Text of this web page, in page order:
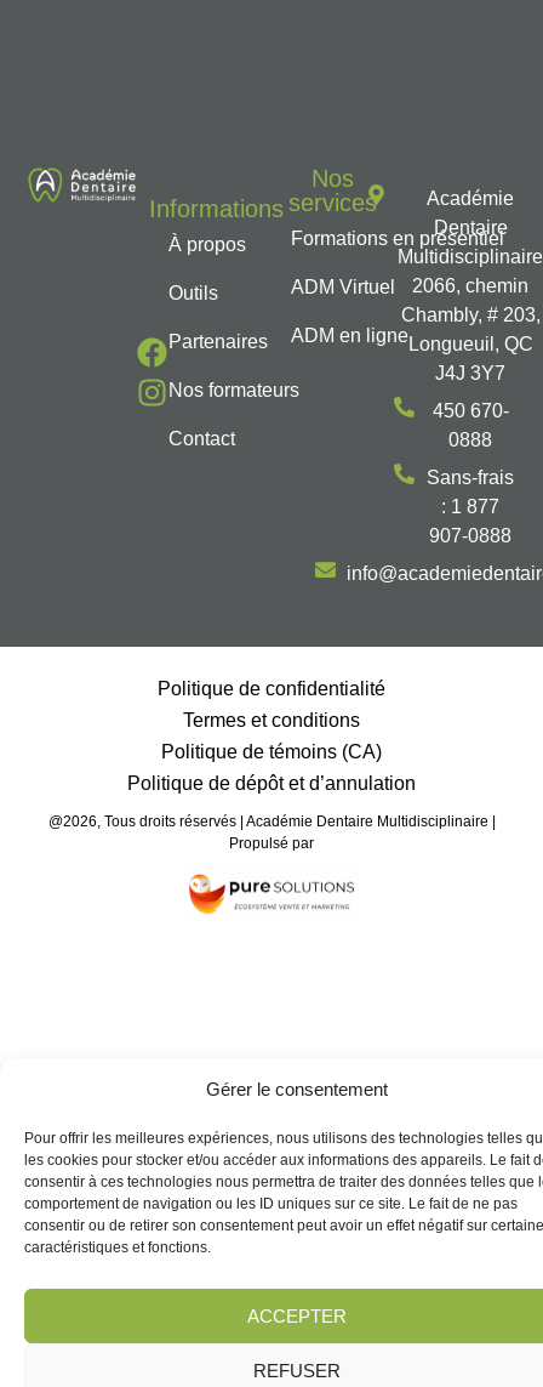
Gérer le consentement
Pour offrir les meilleures expériences, nous utilisons des technologies telles
les cookies pour stocker et/ou accéder aux informations des appareils. Le fait
consentir à ces technologies nous permettra de traiter des données telles que
comportement de navigation ou les ID uniques sur ce site. Le fait de ne pas
consentir ou de retirer son consentement peut avoir un effet négatif sur
caractéristiques et fonctions.
ACCEPTER
REFUSER
Informations
À propos
Outils
Partenaires
Nos formateurs
Contact
Nos
services
Formations en présentiel
ADM Virtuel
ADM en ligne
Académie
Dentaire
Multidisciplinaire
2066, chemin
Chambly, # 203,
Longueuil, QC
J4J 3Y7
450 670-
0888
Sans-frais
: 1 877
907-0888
Politique de confidentialité
Termes et conditions
Politique de témoins (CA)
Politique de dépôt et d’annulation
@2026, Tous droits réservés | Académie Dentaire Multidisciplinaire |
Propulsé par